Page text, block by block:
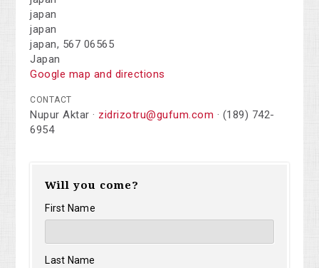
japan
japan
japan, 567 06565
Japan
Google map and directions
CONTACT
Nupur Aktar · zidrizotru@gufum.com · (189) 742-
6954
Will you come?
First Name
Last Name